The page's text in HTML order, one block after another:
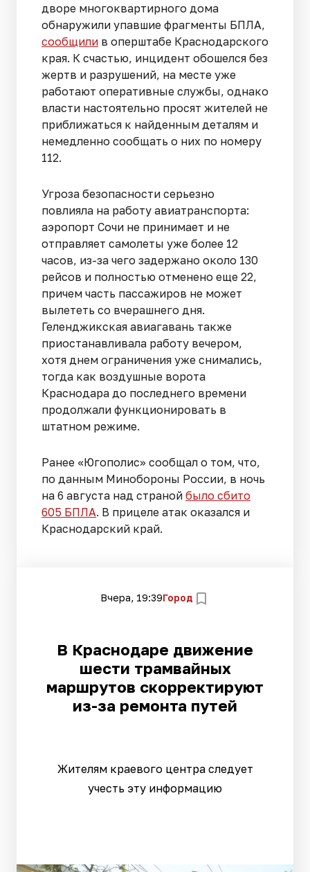
дворе многоквартирного дома
обнаружили упавшие фрагменты БПЛА,
сообщили в оперштабе Краснодарского
края. К счастью, инцидент обошелся без
жертв и разрушений, на месте уже
работают оперативные службы, однако
власти настоятельно просят жителей не
приближаться к найденным деталям и
немедленно сообщать о них по номеру
112.
Угроза безопасности серьезно
повлияла на работу авиатранспорта:
аэропорт Сочи не принимает и не
отправляет самолеты уже более 12
часов, из-за чего задержано около 130
рейсов и полностью отменено еще 22,
причем часть пассажиров не может
вылететь со вчерашнего дня.
Геленджикская авиагавань также
приостанавливала работу вечером,
хотя днем ограничения уже снимались,
тогда как воздушные ворота
Краснодара до последнего времени
продолжали функционировать в
штатном режиме.
Ранее «Югополис» сообщал о том, что,
по данным Минобороны России, в ночь
на 6 августа над страной было сбито
605 БПЛА. В прицеле атак оказался и
Краснодарский край.
Вчера, 19:39Город
В Краснодаре движение
шести трамвайных
маршрутов скорректируют
из-за ремонта путей
Жителям краевого центра следует
учесть эту информацию